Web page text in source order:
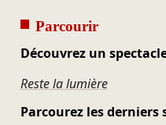
Parcourir
Découvrez un
Reste la lumière
Parcourez les derniers